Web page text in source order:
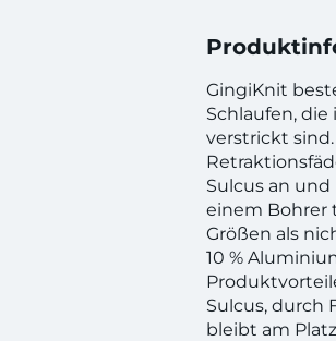
GingiKnit
Schlaufen,
verstrickt
Sulcus an
einem Bohrer
Größen als
10 %
Sulcus, durch
bleibt am